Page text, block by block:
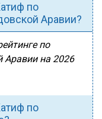
по
Аравии?
по
Аравии на 2026
по